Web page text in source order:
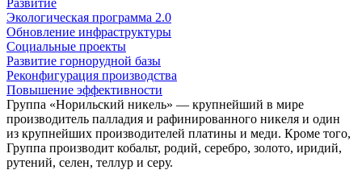
Экологическая программа 2.0
Обновление инфраструктуры
Социальные проекты
Развитие горнорудной базы
Реконфигурация производства
Повышение эффективности
Группа «Норильский никель» — крупнейший в мире
производитель палладия и рафинированного никеля и один
из крупнейших производителей платины и меди. Кроме того,
Группа производит кобальт, родий, серебро, золото, иридий,
рутений, селен, теллур и серу.